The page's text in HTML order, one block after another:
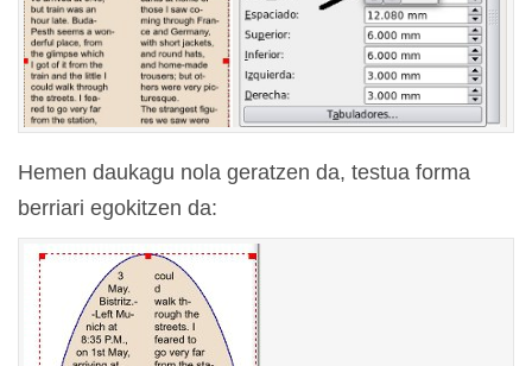
Hemen daukagu nola geratzen da, testua forma
berriari egokitzen da: